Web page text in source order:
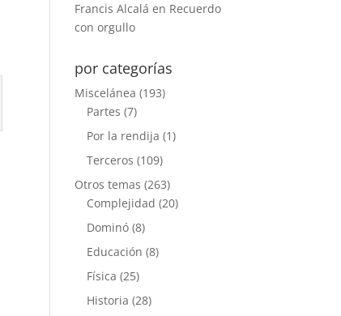
Francis Alcalá en Recuerdo
con orgullo
por categorías
Miscelánea (193)
Partes (7)
Por la rendija (1)
Terceros (109)
Otros temas (263)
Complejidad (20)
Dominó (8)
Educación (8)
Física (25)
Historia (28)